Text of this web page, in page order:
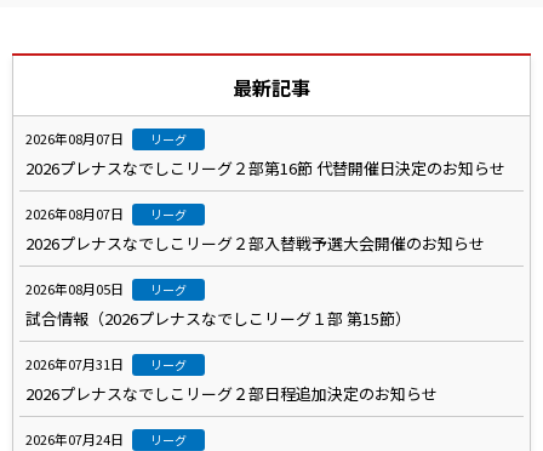
最新記事
2026年08月07日 リーグ
2026プレナスなでしこリーグ２部第16節 代替開催日決定のお知らせ
2026年08月07日 リーグ
2026プレナスなでしこリーグ２部入替戦予選大会開催のお知らせ
2026年08月05日 リーグ
試合情報（2026プレナスなでしこリーグ１部 第15節）
2026年07月31日 リーグ
2026プレナスなでしこリーグ２部日程追加決定のお知らせ
2026年07月24日 リーグ